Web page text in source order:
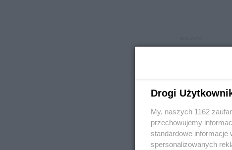
REKLAMA
Drogi
My, naszych 1162
przechowujemy
standardowe informacje
spersonalizowanych